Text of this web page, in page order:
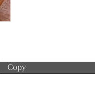
Copy